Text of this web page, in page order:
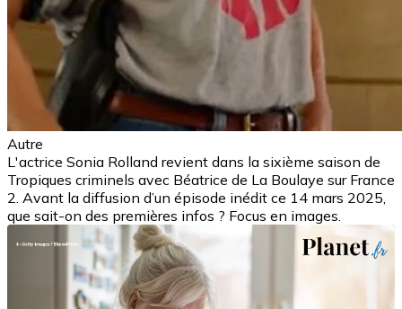
Autre
L'actrice Sonia Rolland revient dans la sixième saison de
Tropiques criminels avec Béatrice de La Boulaye sur France
2. Avant la diffusion d’un épisode inédit ce 14 mars 2025,
que sait-on des premières infos ? Focus en images.